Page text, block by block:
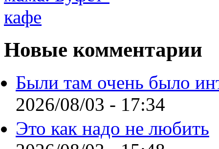
Новые комментарии
Были там очень было
2026/08/03 - 17:34
Это как надо не любить